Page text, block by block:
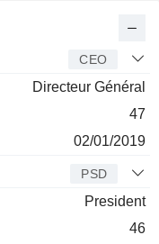
CEO
Directeur Général
47
02/01/2019
PSD
President
46